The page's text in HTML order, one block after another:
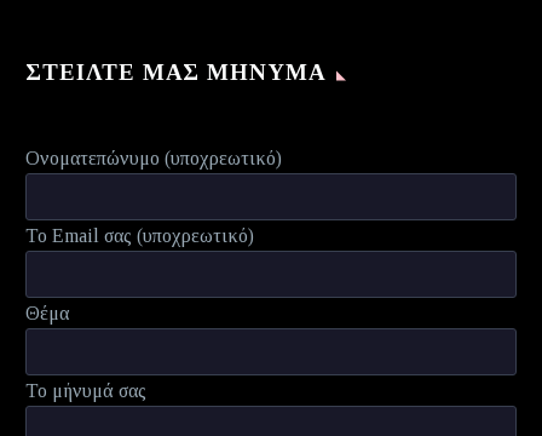
ΣΤΕΊΛΤΕ ΜΑΣ ΜΉΝΥΜΑ
Ονοματεπώνυμο (υποχρεωτικό)
Το Email σας (υποχρεωτικό)
Θέμα
Το μήνυμά σας